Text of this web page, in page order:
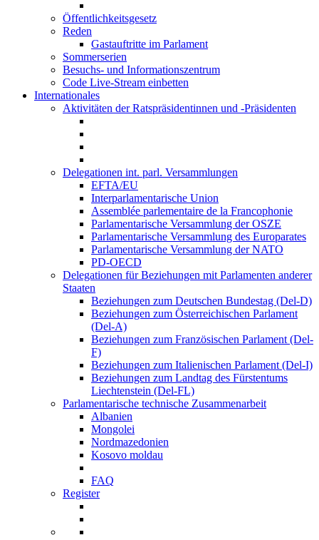
Öffentlichkeitsgesetz
Reden
Gastauftritte im Parlament
Sommerserien
Besuchs- und Informationszentrum
Code Live-Stream einbetten
Internationales
Aktivitäten der Ratspräsidentinnen und -Präsidenten
Delegationen int. parl. Versammlungen
EFTA/EU
Interparlamentarische Union
Assemblée parlementaire de la Francophonie
Parlamentarische Versammlung der OSZE
Parlamentarische Versammlung des Europarates
Parlamentarische Versammlung der NATO
PD-OECD
Delegationen für Beziehungen mit Parlamenten anderer
Staaten
Beziehungen zum Deutschen Bundestag (Del-D)
Beziehungen zum Österreichischen Parlament
(Del-A)
Beziehungen zum Französischen Parlament (Del-
F)
Beziehungen zum Italienischen Parlament (Del-I)
Beziehungen zum Landtag des Fürstentums
Liechtenstein (Del-FL)
Parlamentarische technische Zusammenarbeit
Albanien
Mongolei
Nordmazedonien
Kosovo moldau
FAQ
Register